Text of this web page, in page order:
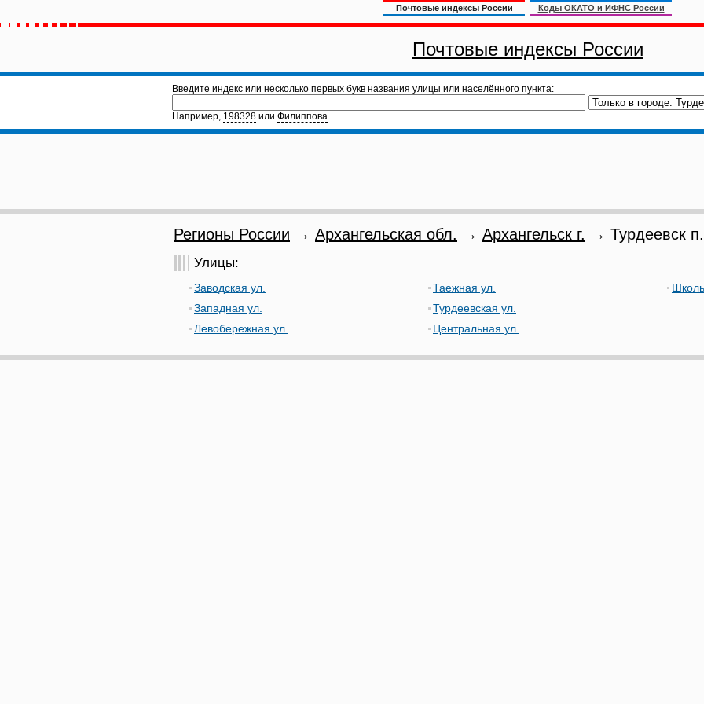
Почтовые индексы России Коды ОКАТО и ИФНС России
Почтовые индексы России
Введите индекс или несколько первых букв названия улицы или населённого пункта:
Например, 198328 или Филиппова.
Регионы России → Архангельская обл. → Архангельск г. → Турдеевск п.
Улицы:
Заводская ул.
Западная ул.
Левобережная ул.
Таежная ул.
Турдеевская ул.
Центральная ул.